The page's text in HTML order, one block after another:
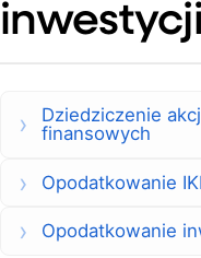
inwestycji
Dziedziczenie
finansowych
Opodatkowanie
Opodatkowanie